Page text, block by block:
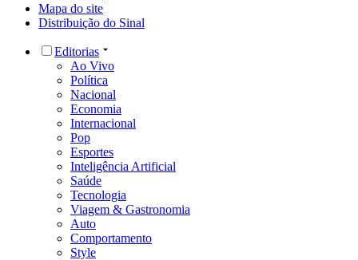
Mapa do site
Distribuição do Sinal
Editorias
Ao Vivo
Política
Nacional
Economia
Internacional
Pop
Esportes
Inteligência Artificial
Saúde
Tecnologia
Viagem & Gastronomia
Auto
Comportamento
Style